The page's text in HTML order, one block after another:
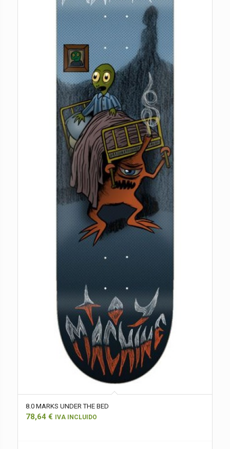
8.0 MARKS UNDER THE BED
78,64 € IVA INCLUIDO